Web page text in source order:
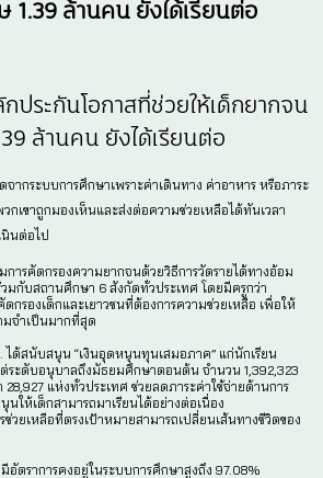
1.39 ล้านคน ยังได้เรียนต่อ
: หลักประกันโอกาส
ศษ 1.39 ล้านคน ยังไ
เสี่ยงหลุดจากระบบการศึกษาเพราะ